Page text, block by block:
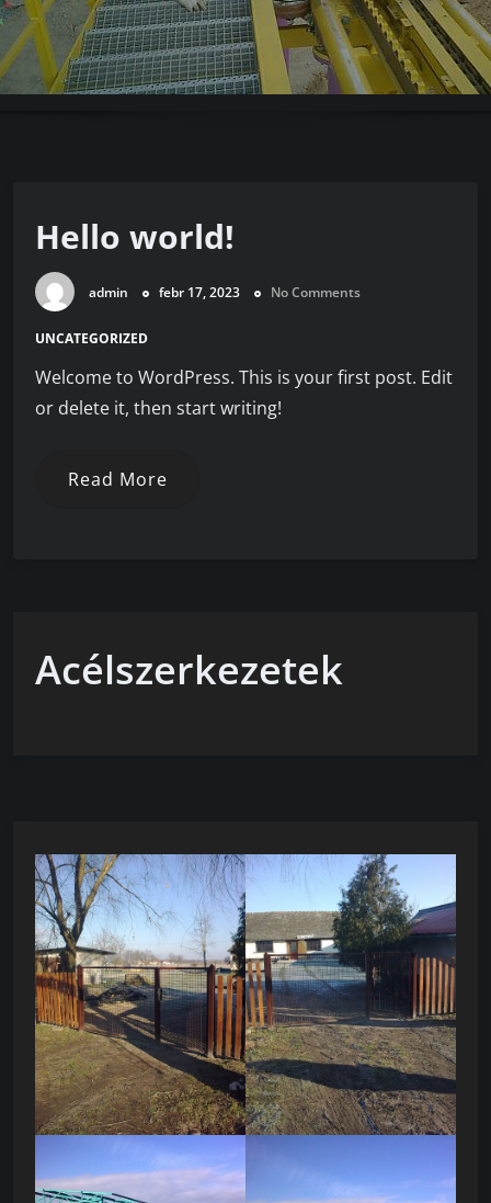
Hello world!
admin febr 17, 2023 No Comments
UNCATEGORIZED
Welcome to WordPress. This is your first post. Edit
or delete it, then start writing!
Read More
Acélszerkezetek